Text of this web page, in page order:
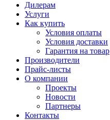
Дилерам
Услуги
Как купить
Условия оплаты
Условия доставки
Гарантия на товар
Производители
Прайс-листы
О компании
Проекты
Новости
Партнеры
Контакты